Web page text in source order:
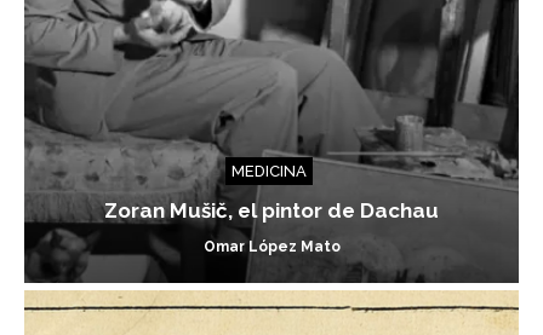
MEDICINA
Zoran Mušič, el pintor de Dachau
Omar López Mato